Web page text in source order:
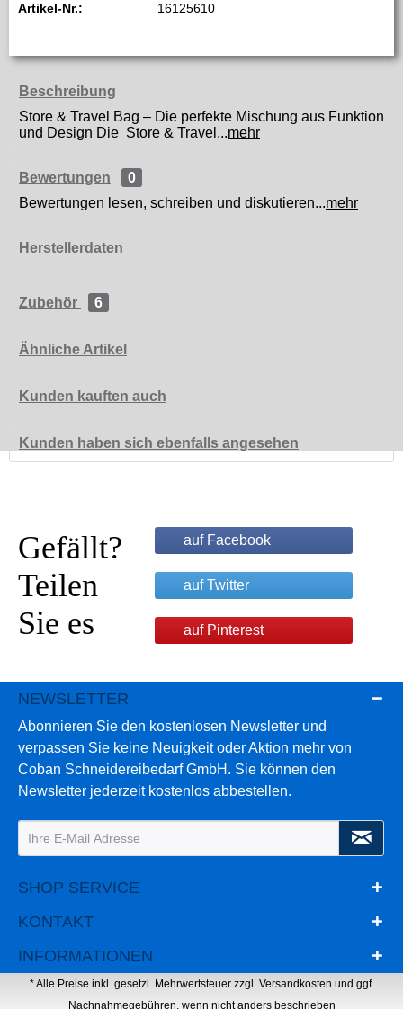
Artikel-Nr.: 16125610
Beschreibung
Store & Travel Bag – Die perfekte Mischung aus Funktion
und Design Die Store & Travel...mehr
Bewertungen
0
Bewertungen lesen, schreiben und diskutieren...mehr
Herstellerdaten
Zubehör 6
Ähnliche Artikel
Kunden kauften auch
Kunden haben sich ebenfalls angesehen
Gefällt?
Teilen
Sie es
auf Facebook
auf Twitter
auf Pinterest
NEWSLETTER
Abonnieren Sie den kostenlosen Newsletter und
verpassen Sie keine Neuigkeit oder Aktion mehr von
Coban Schneidereibedarf GmbH. Sie können den
Newsletter jederzeit kostenlos abbestellen.
SHOP SERVICE
KONTAKT
INFORMATIONEN
* Alle Preise inkl. gesetzl. Mehrwertsteuer zzgl. Versandkosten und ggf.
Nachnahmegebühren, wenn nicht anders beschrieben